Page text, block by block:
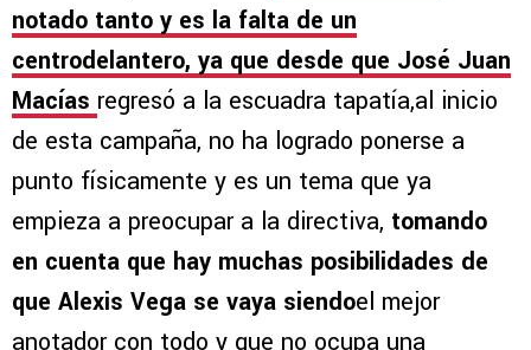
notado tanto y es la falta de un
centrodelantero, ya que desde que José Juan
Macías regresó a la escuadra tapatía,al inicio
de esta campaña, no ha logrado ponerse a
punto físicamente y es un tema que ya
empieza a preocupar a la directiva, tomando
en cuenta que hay muchas posibilidades de
que Alexis Vega se vaya siendoel mejor
anotador con todo y que no ocupa una